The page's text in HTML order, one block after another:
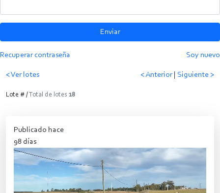
Enviar
Recuperar contraseña Soy nuevo
< Ver lotes < Anterior Siguiente >
Lote # /Total de lotes 18
Publicado hace
98 días